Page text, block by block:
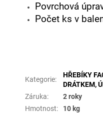
Povrchová
Počet ks v
Kategorie:
HŘEBÍKY
DRÁTKEM,
Záruka:
2 roky
Hmotnost:
10 kg